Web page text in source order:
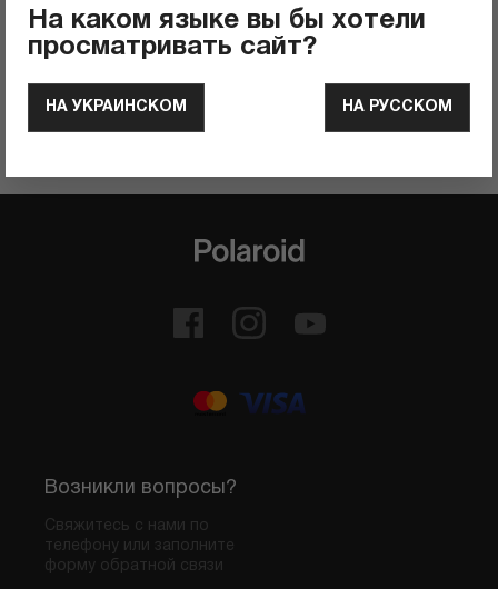
ОСТАВИТЬ ОТЗЫВ
Возникли вопросы?
Свяжитесь с нами по
телефону или заполните
форму обратной связи
На каком языке вы бы хотели
просматривать сайт?
НА УКРАИНСКОМ НА РУССКОМ